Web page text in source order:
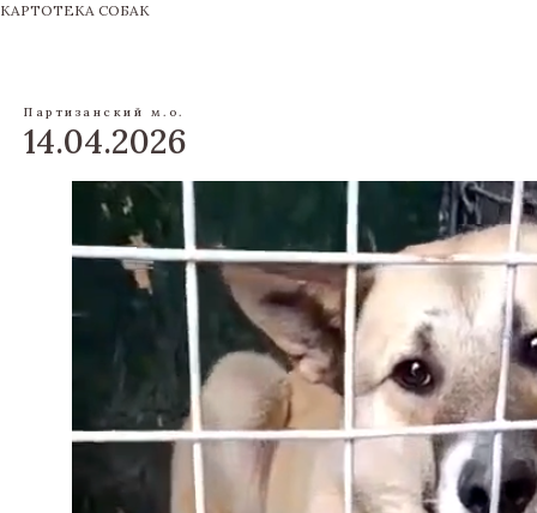
КАРТОТЕКА СОБАК
Партизанский м.о.
14.04.2026